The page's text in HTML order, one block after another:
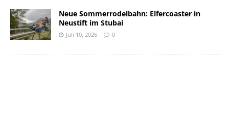
Neue Sommerrodelbahn: Elfercoaster in
Neustift im Stubai
Juli 10, 2026 0